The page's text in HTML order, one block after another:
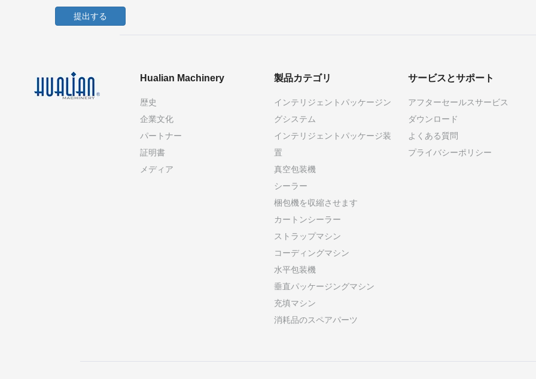
提出する
Hualian Machinery
歴史
企業文化
パートナー
証明書
メディア
製品カテゴリ
インテリジェントパッケージン
グシステム
インテリジェントパッケージ装
置
真空包装機
シーラー
梱包機を収縮させます
カートンシーラー
ストラップマシン
コーディングマシン
水平包装機
垂直パッケージングマシン
充填マシン
消耗品のスペアパーツ
サービスとサポート
アフターセールスサービス
ダウンロード
よくある質問
プライバシーポリシー